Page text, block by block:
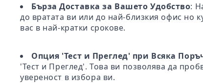
Бърза Доставка за Вашето Удобство:
до вратата ви или до най-близкия офис но
вас в най-кратки срокове.
Опция 'Тест и Преглед' при Всяка
'Тест и Преглед'. Това ви позволява да
увереност в избора ви.